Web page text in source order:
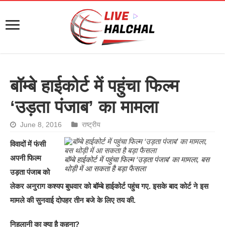
बॉम्बे हाईकोर्ट में पहुंचा फिल्म
‘उड़ता पंजाब’ का मामला
June 8, 2016 राष्ट्रीय
बॉम्बे हाईकोर्ट में पहुंचा फिल्म ‘उड़ता पंजाब’ का मामला, बस
थोड़ी में आ सकता है बड़ा फैसला
विवादों में फंसी
अपनी फिल्म
उड़ता पंजाब को
लेकर अनुराग कश्यप बुधवार को बॉम्बे हाईकोर्ट पहुंच गए. इसके बाद कोर्ट ने इस
मामले की सुनवाई दोपहर तीन बजे के लिए तय की.
निहलानी का क्या है कहना?